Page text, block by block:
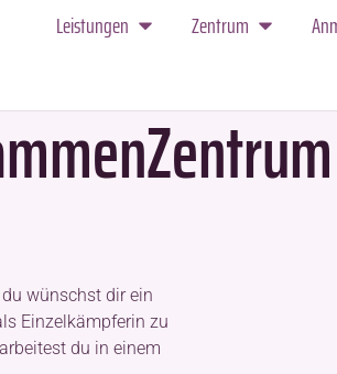
Leistungen Zentrum
wünschst dir ein
Einzelkämpferin zu
du in einem